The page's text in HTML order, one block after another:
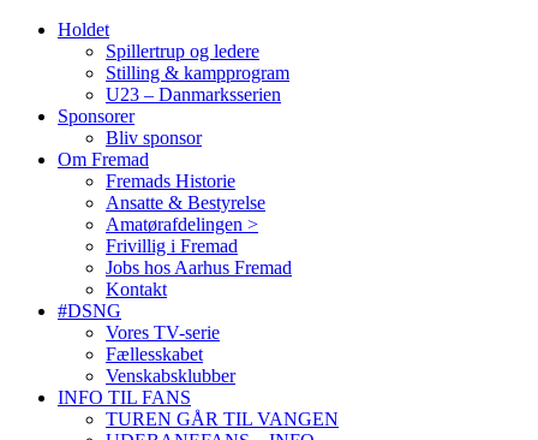
Holdet
Spillertrup og ledere
Stilling & kampprogram
U23 – Danmarksserien
Sponsorer
Bliv sponsor
Om Fremad
Fremads Historie
Ansatte & Bestyrelse
Amatørafdelingen >
Frivillig i Fremad
Jobs hos Aarhus Fremad
Kontakt
#DSNG
Vores TV-serie
Fællesskabet
Venskabsklubber
INFO TIL FANS
TUREN GÅR TIL VANGEN